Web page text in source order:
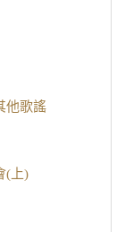
他歌謠
(上)